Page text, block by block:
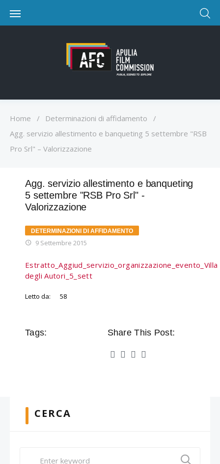
Home / Determinazioni di affidamento
/
Agg. servizio allestimento e banqueting 5 settembre "RSB
Pro Srl" – Valorizzazione
Agg. servizio allestimento e banqueting
5 settembre "RSB Pro Srl" -
Valorizzazione
DETERMINAZIONI DI AFFIDAMENTO
9 Settembre 2015
Estratto_Aggiud_servizio_organizzazione_evento_Villa
degli Autori_5_sett
Letto da: 58
Tags: Share This Post:
CERCA